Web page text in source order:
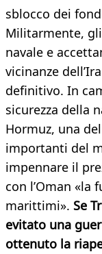
sblocco dei
Militarmente,
navale e
vicinanze
definitivo. In
sicurezza della
Hormuz, una
importanti del
impennare il
con l’Oman «la
marittimi». Se
evitato una
ottenuto la